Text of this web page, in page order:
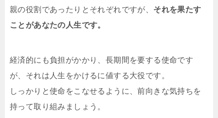
親の役割であったりとそれぞれですが、 それを果たす
ことがあなたの人生です。
経済的にも負担がかかり、長期間を要する使命です
が、それは人生をかけるに値する大役です。
しっかりと使命をこなせるように、前向きな気持ちを
持って取り組みましょう。